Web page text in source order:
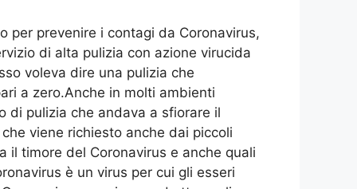
per prevenire i contagi da Coronavirus,
di alta pulizia con azione virucida
voleva dire una pulizia che
a zero.Anche in molti ambienti
di pulizia che andava a sfiorare il
viene richiesto anche dai piccoli
il timore del Coronavirus e anche quali
è un virus per cui gli esseri